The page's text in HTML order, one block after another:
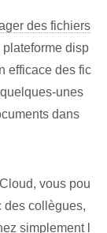
des fichiers
disp
efficace des fic
unes
dans
vous pou
des collègues,‍
simplement l